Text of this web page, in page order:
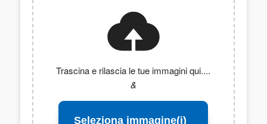
Trascina e rilascia le tue immagini qui....
&
Seleziona immagine(i)